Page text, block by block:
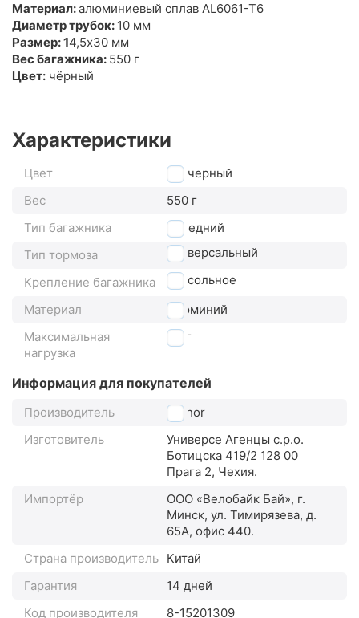
Материал:алюминиевый сплав AL6061-T6
Диаметр трубок: 10 мм
Размер: 14,5x30 мм
Вес багажника: 550 г
Цвет: чёрный
Характеристики
Цвет
черный
Вес
550 г
Тип багажника
передний
Тип тормоза
универсальный
Крепление багажника
консольное
Материал
алюминий
Максимальная
нагрузка
5 кг
Информация для покупателей
Производитель
Author
Изготовитель
Универсе Агенцы с.р.о.
Ботицска 419/2 128 00
Прага 2, Чехия.
Импортёр
ООО «Велобайк Бай», г.
Минск, ул. Тимирязева, д.
65А, офис 440.
Страна производитель Китай
Гарантия
14 дней
Код производителя
8-15201309